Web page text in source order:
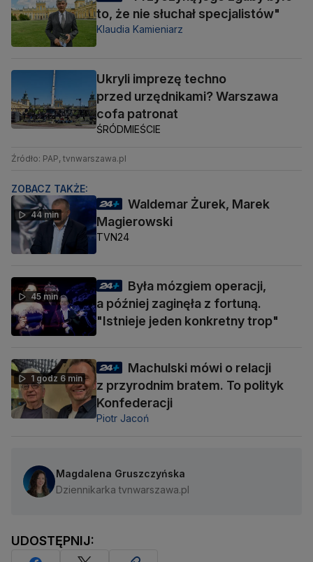
to, że nie słuchał specjalistów"
Klaudia Kamieniarz
Ukryli imprezę techno
przed urzędnikami? Warszawa
cofa patronat
ŚRÓDMIEŚCIE
Źródło: PAP, tvnwarszawa.pl
ZOBACZ TAKŻE:
44 min
Waldemar Żurek, Marek
Magierowski
TVN24
45 min
Była mózgiem operacji,
a później zaginęła z fortuną.
"Istnieje jeden konkretny trop"
1 godz 6 min
Machulski mówi o relacji
z przyrodnim bratem. To polityk
Konfederacji
Piotr Jacoń
Magdalena Gruszczyńska
Dziennikarka tvnwarszawa.pl
UDOSTĘPNIJ: